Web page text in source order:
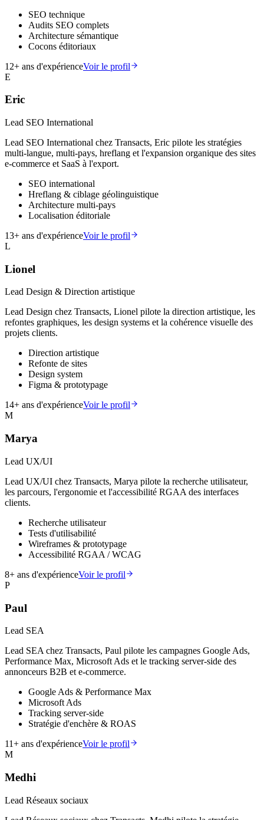
SEO technique
Audits SEO complets
Architecture sémantique
Cocons éditoriaux
12+ ans d'expérienceVoir le profil
E
Eric
Lead SEO International
Lead SEO International chez Transacts, Eric pilote les stratégies
multi-langue, multi-pays, hreflang et l'expansion organique des sites
e-commerce et SaaS à l'export.
SEO international
Hreflang & ciblage géolinguistique
Architecture multi-pays
Localisation éditoriale
13+ ans d'expérienceVoir le profil
L
Lionel
Lead Design & Direction artistique
Lead Design chez Transacts, Lionel pilote la direction artistique, les
refontes graphiques, les design systems et la cohérence visuelle des
projets clients.
Direction artistique
Refonte de sites
Design system
Figma & prototypage
14+ ans d'expérienceVoir le profil
M
Marya
Lead UX/UI
Lead UX/UI chez Transacts, Marya pilote la recherche utilisateur,
les parcours, l'ergonomie et l'accessibilité RGAA des interfaces
clients.
Recherche utilisateur
Tests d'utilisabilité
Wireframes & prototypage
Accessibilité RGAA / WCAG
8+ ans d'expérienceVoir le profil
P
Paul
Lead SEA
Lead SEA chez Transacts, Paul pilote les campagnes Google Ads,
Performance Max, Microsoft Ads et le tracking server-side des
annonceurs B2B et e-commerce.
Google Ads & Performance Max
Microsoft Ads
Tracking server-side
Stratégie d'enchère & ROAS
11+ ans d'expérienceVoir le profil
M
Medhi
Lead Réseaux sociaux